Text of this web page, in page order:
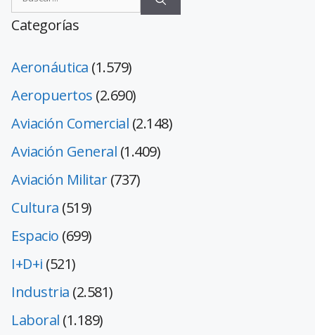
Categorías
Aeronáutica (1.579)
Aeropuertos (2.690)
Aviación Comercial (2.148)
Aviación General (1.409)
Aviación Militar(737)
Cultura (519)
Espacio (699)
I+D+i (521)
Industria (2.581)
Laboral (1.189)